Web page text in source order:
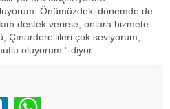
Önümüzdeki dönemde de
destek verirse, onlara hizmete
Çınardere'lileri çok seviyorum,
oluyorum.” diyor.